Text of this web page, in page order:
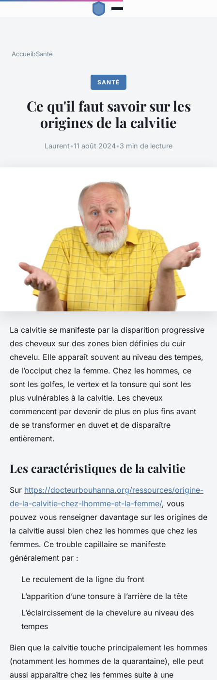
Accueil›Santé
SANTÉ
Ce qu'il faut savoir sur les
origines de la calvitie
Laurent•11 août 2024•3 min de lecture
La calvitie se manifeste par la disparition progressive
des cheveux sur des zones bien définies du cuir
chevelu. Elle apparaît souvent au niveau des tempes,
de l’occiput chez la femme. Chez les hommes, ce
sont les golfes, le vertex et la tonsure qui sont les
plus vulnérables à la calvitie. Les cheveux
commencent par devenir de plus en plus fins avant
de se transformer en duvet et de disparaître
entièrement.
Les caractéristiques de la calvitie
Sur https://docteurbouhanna.org/ressources/origine-
de-la-calvitie-chez-lhomme-et-la-femme/, vous
pouvez vous renseigner davantage sur les origines de
la calvitie aussi bien chez les hommes que chez les
femmes. Ce trouble capillaire se manifeste
généralement par :
Le reculement de la ligne du front
L’apparition d’une tonsure à l’arrière de la tête
L’éclaircissement de la chevelure au niveau des
tempes
Bien que la calvitie touche principalement les hommes
(notamment les hommes de la quarantaine), elle peut
aussi apparaître chez les femmes suite à une